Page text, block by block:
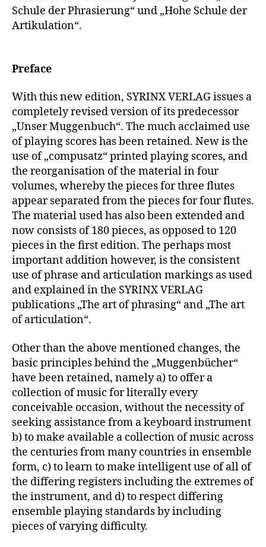
Schule der Phrasierung“ und „Hohe Schule der
Artikulation“.
Preface
With this new edition, SYRINX VERLAG issues a
completely revised version of its predecessor
„Unser Muggenbuch“. The much acclaimed use
of playing scores has been retained. New is the
use of „compusatz“ printed playing scores, and
the reorganisation of the material in four
volumes, whereby the pieces for three flutes
appear separated from the pieces for four flutes.
The material used has also been extended and
now consists of 180 pieces, as opposed to 120
pieces in the first edition. The perhaps most
important addition however, is the consistent
use of phrase and articulation markings as used
and explained in the SYRINX VERLAG
publications „The art of phrasing“ and „The art
of articulation“.
Other than the above mentioned changes, the
basic principles behind the „Muggenbücher“
have been retained, namely a) to offer a
collection of music for literally every
conceivable occasion, without the necessity of
seeking assistance from a keyboard instrument
b) to make available a collection of music across
the centuries from many countries in ensemble
form, c) to learn to make intelligent use of all of
the differing registers including the extremes of
the instrument, and d) to respect differing
ensemble playing standards by including
pieces of varying difficulty.